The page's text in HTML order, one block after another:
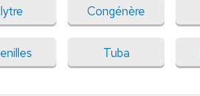
Congénère
Tuba